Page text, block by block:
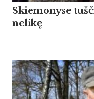
Skiemonyse
nelikę